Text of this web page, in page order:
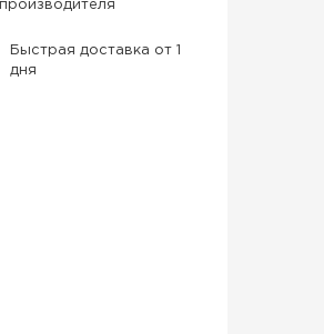
производителя
Быстрая доставка от 1
дня